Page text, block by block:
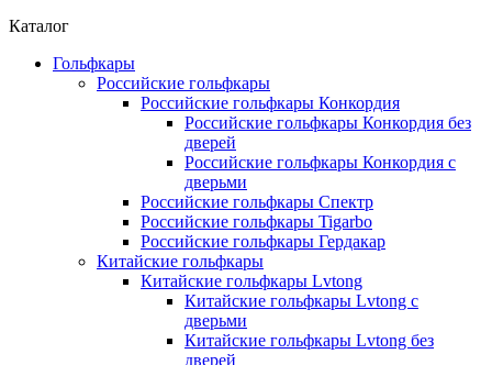
Каталог
Гольфкары
Российские гольфкары
Российские гольфкары Конкордия
Российские гольфкары Конкордия без
дверей
Российские гольфкары Конкордия с
дверьми
Российские гольфкары Спектр
Российские гольфкары Tigarbo
Российские гольфкары Гердакар
Китайские гольфкары
Китайские гольфкары Lvtong
Китайские гольфкары Lvtong с
дверьми
Китайские гольфкары Lvtong без
дверей